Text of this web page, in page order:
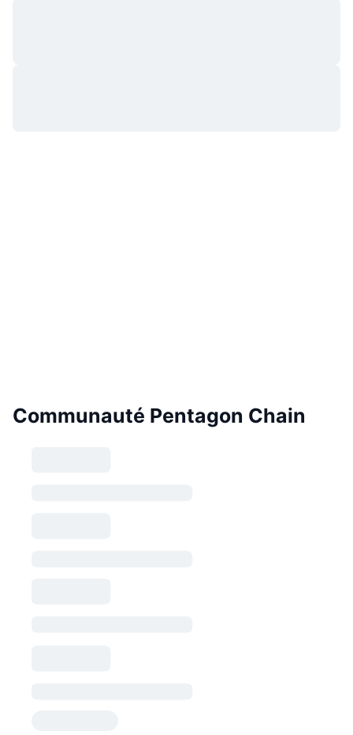
Communauté Pentagon Chain